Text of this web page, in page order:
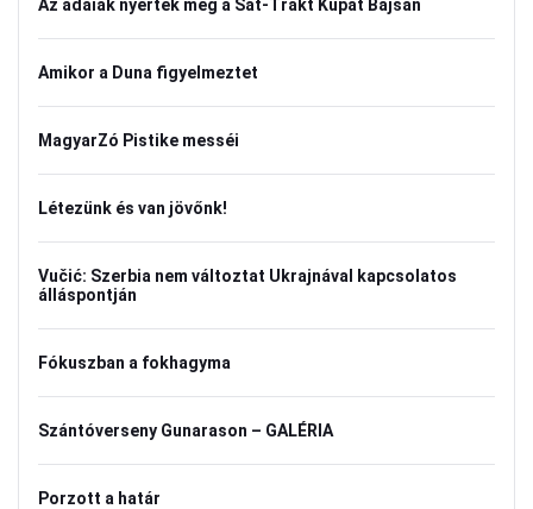
Az adaiak nyerték meg a Sat-Trakt Kupát Bajsán
Amikor a Duna figyelmeztet
MagyarZó Pistike messéi
Létezünk és van jövőnk!
Vučić: Szerbia nem változtat Ukrajnával kapcsolatos
álláspontján
Fókuszban a fokhagyma
Szántóverseny Gunarason – GALÉRIA
Porzott a határ